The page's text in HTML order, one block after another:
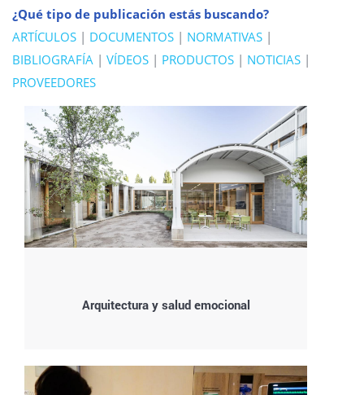
¿Qué tipo de publicación estás buscando?
ARTÍCULOS | DOCUMENTOS | NORMATIVAS |
BIBLIOGRAFÍA | VÍDEOS | PRODUCTOS | NOTICIAS |
PROVEEDORES
Arquitectura y salud emocional